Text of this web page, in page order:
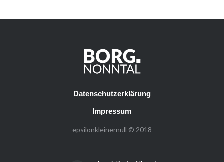
Datenschutzerklärung
Impressum
epsilonkleinernull © 2018